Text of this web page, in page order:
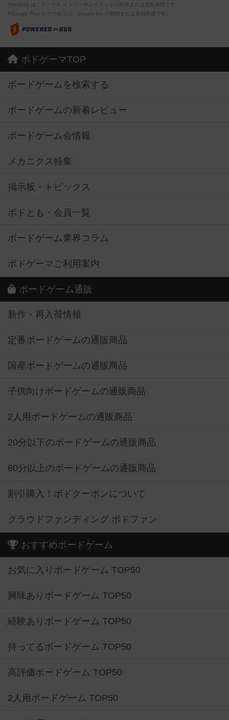
※Android は、グーグル インコーポレイテッドの商標または登録商標です。
※Google Play とそのロゴは、Google Inc.の商標または登録商標です。
ボドゲーマTOP
ボードゲームを検索する
ボードゲームの新着レビュー
ボードゲーム会情報
メカニクス特集
掲示板・トピックス
ボドとも・会員一覧
ボードゲーム業界コラム
ボドゲーマご利用案内
ボードゲーム通販
新作・再入荷情報
定番ボードゲームの通販商品
国産ボードゲームの通販商品
子供向けボードゲームの通販商品
2人用ボードゲームの通販商品
20分以下のボードゲームの通販商品
60分以上のボードゲームの通販商品
割引購入！ボドクーポンについて
クラウドファンディング ボドファン
おすすめボードゲーム
お気に入りボードゲーム TOP50
興味ありボードゲーム TOP50
経験ありボードゲーム TOP50
持ってるボードゲーム TOP50
高評価ボードゲーム TOP50
2人用ボードゲーム TOP50